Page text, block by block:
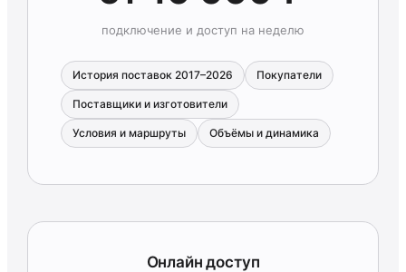
подключение и доступ на неделю
История поставок 2017–2026 Покупатели
Поставщики и изготовители
Условия и маршруты Объёмы и динамика
Онлайн доступ